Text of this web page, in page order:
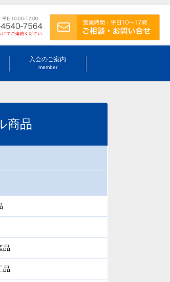
入会のご案内
member
商品
品
品